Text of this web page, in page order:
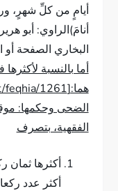
أيامٍ من كلِّ شهرٍ،
أنامَ)الراوي: أبو
البخاري الصفحة أو الرقم: 1981،
أما بالنسبة
الضحى وحكمها:
الفقهية، بتصرف
أكثرها
أكثر عدد